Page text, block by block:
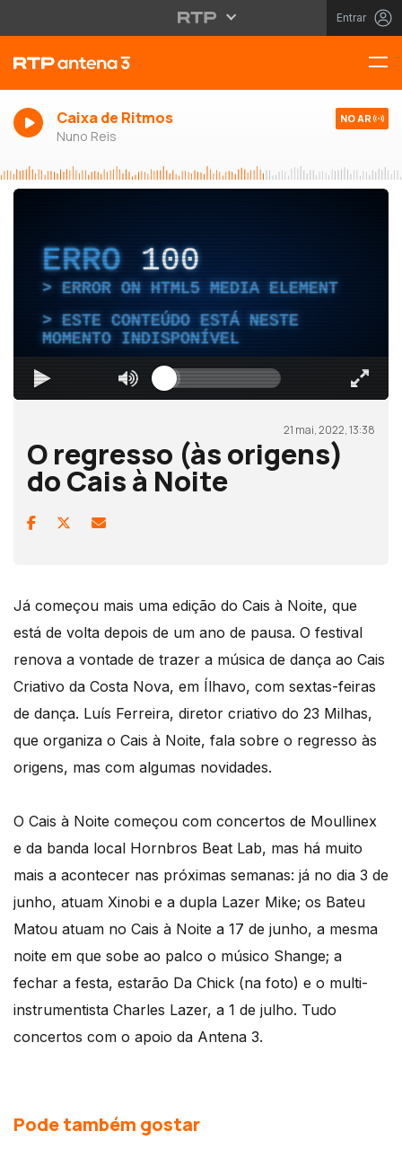
Entrar
Caixa de Ritmos
Nuno Reis
NO AR
ERRO 100
ERROR ON HTML5 MEDIA ELEMENT
ESTE CONTEÚDO ESTÁ NESTE
MOMENTO INDISPONÍVEL
21 mai, 2022, 13:38
O regresso (às origens)
do Cais à Noite
Já começou mais uma edição do Cais à Noite, que
está de volta depois de um ano de pausa. O festival
renova a vontade de trazer a música de dança ao Cais
Criativo da Costa Nova, em Ílhavo, com sextas-feiras
de dança. Luís Ferreira, diretor criativo do 23 Milhas,
que organiza o Cais à Noite, fala sobre o regresso às
origens, mas com algumas novidades.
O Cais à Noite começou com concertos de Moullinex
e da banda local Hornbros Beat Lab, mas há muito
mais a acontecer nas próximas semanas: já no dia 3 de
junho, atuam Xinobi e a dupla Lazer Mike; os Bateu
Matou atuam no Cais à Noite a 17 de junho, a mesma
noite em que sobe ao palco o músico Shange; a
fechar a festa, estarão Da Chick (na foto) e o multi-
instrumentista Charles Lazer, a 1 de julho. Tudo
concertos com o apoio da Antena 3.
Pode também gostar